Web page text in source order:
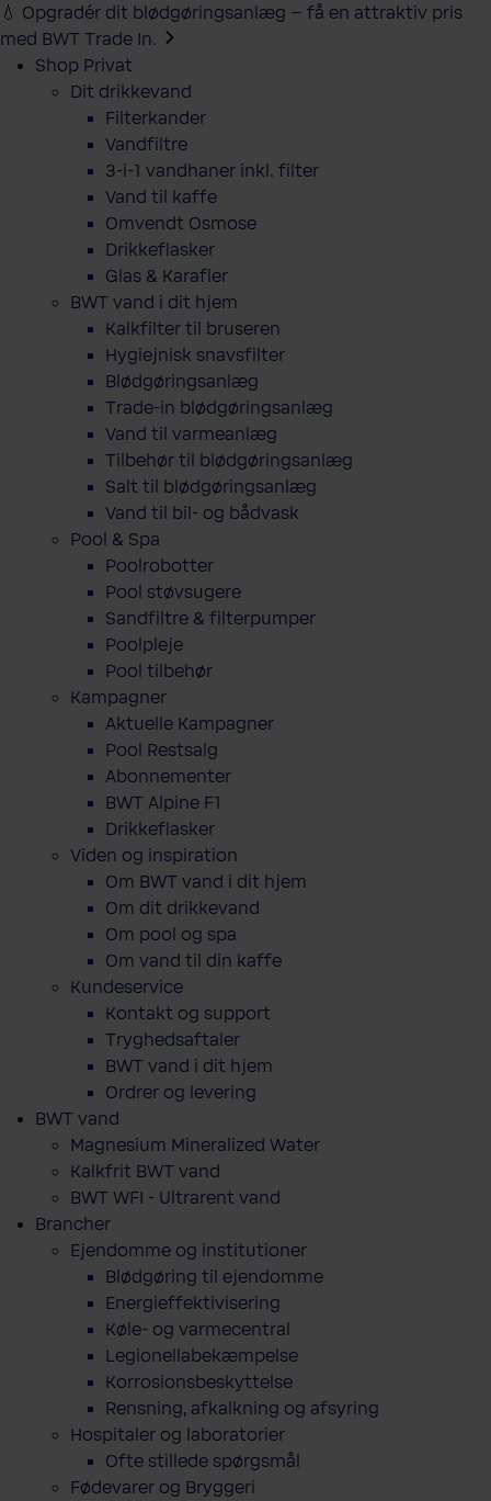
💧 Opgradér dit blødgøringsanlæg – få en attraktiv pris
med BWT Trade In.
Shop Privat
Dit drikkevand
Filterkander
Vandfiltre
3-i-1 vandhaner inkl. filter
Vand til kaffe
Omvendt Osmose
Drikkeflasker
Glas & Karafler
BWT vand i dit hjem
Kalkfilter til bruseren
Hygiejnisk snavsfilter
Blødgøringsanlæg
Trade-in blødgøringsanlæg
Vand til varmeanlæg
Tilbehør til blødgøringsanlæg
Salt til blødgøringsanlæg
Vand til bil- og bådvask
Pool & Spa
Poolrobotter
Pool støvsugere
Sandfiltre & filterpumper
Poolpleje
Pool tilbehør
Kampagner
Aktuelle Kampagner
Pool Restsalg
Abonnementer
BWT Alpine F1
Drikkeflasker
Viden og inspiration
Om BWT vand i dit hjem
Om dit drikkevand
Om pool og spa
Om vand til din kaffe
Kundeservice
Kontakt og support
Tryghedsaftaler
BWT vand i dit hjem
Ordrer og levering
BWT vand
Magnesium Mineralized Water
Kalkfrit BWT vand
BWT WFI - Ultrarent vand
Brancher
Ejendomme og institutioner
Blødgøring til ejendomme
Energieffektivisering
Køle- og varmecentral
Legionellabekæmpelse
Korrosionsbeskyttelse
Rensning, afkalkning og afsyring
Hospitaler og laboratorier
Ofte stillede spørgsmål
Fødevarer og Bryggeri